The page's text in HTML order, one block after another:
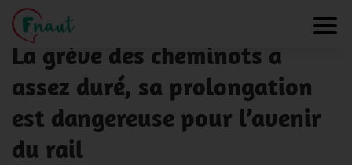
Panneau de gestion des cookies
NOS ACTUALITÉS
La grève des cheminots a
assez duré, sa prolongation
est dangereuse pour l’avenir
du rail